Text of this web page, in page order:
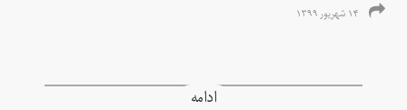
۱۴ شهریور ۱۳۹۹
ادامه